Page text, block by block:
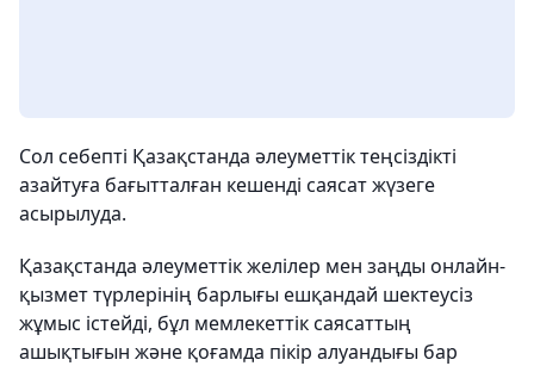
Сол себепті Қазақстанда әлеуметтік теңсіздікті
азайтуға бағытталған кешенді саясат жүзеге
асырылуда.
Қазақстанда әлеуметтік желілер мен заңды онлайн-
қызмет түрлерінің барлығы ешқандай шектеусіз
жұмыс істейді, бұл мемлекеттік саясаттың
ашықтығын және қоғамда пікір алуандығы бар